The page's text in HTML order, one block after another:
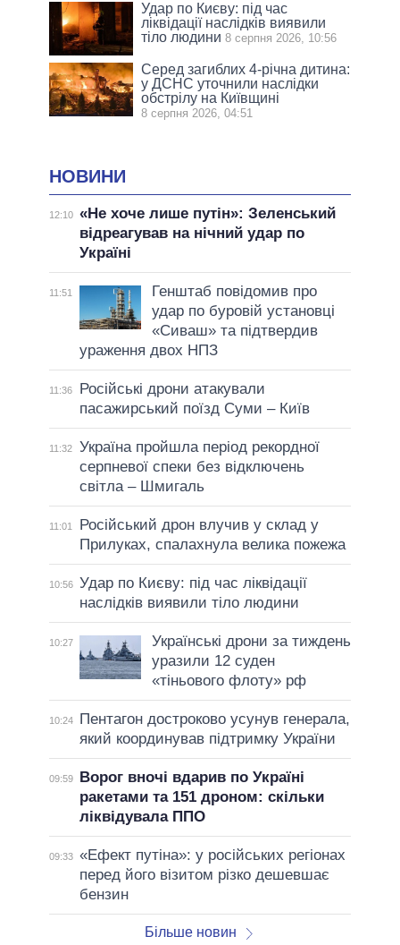
Удар по Києву: під час
ліквідації наслідків виявили
тіло людини 8 серпня 2026, 10:56
Серед загиблих 4-річна дитина:
у ДСНС уточнили наслідки
обстрілу на Київщині
8 серпня 2026, 04:51
НОВИНИ
12:10 «Не хоче лише путін»: Зеленський
відреагував на нічний удар по
Україні
11:51
Генштаб повідомив про
удар по буровій установці
«Сиваш» та підтвердив
ураження двох НПЗ
11:36
Російські дрони атакували
пасажирський поїзд Суми – Київ
11:32
Україна пройшла період рекордної
серпневої спеки без відключень
світла – Шмигаль
11:01
Російський дрон влучив у склад у
Прилуках, спалахнула велика пожежа
10:56 Удар по Києву: під час ліквідації
наслідків виявили тіло людини
10:27
Українські дрони за тиждень
уразили 12 суден
«тіньового флоту» рф
10:24
Пентагон достроково усунув генерала,
який координував підтримку України
09:59
Ворог вночі вдарив по Україні
ракетами та 151 дроном: скільки
ліквідувала ППО
09:33 «Ефект путіна»: у російських регіонах
перед його візитом різко дешевшає
бензин
Більше новин